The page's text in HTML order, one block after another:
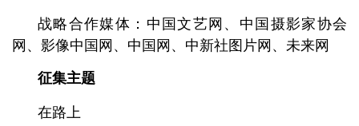
战略合作媒体：中国文艺网、中国摄影家协会
网、影像中国网、中国网、中新社图片网、未来网
征集主题
在路上